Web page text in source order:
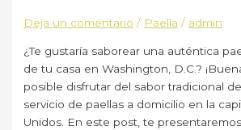
Deja un comentario / Paella / admin
¿Te gustaría saborear una auténtica
de tu casa en Washington, D.C.?
posible disfrutar del sabor tradicional
servicio de paellas a domicilio en la
Unidos. En este post, te